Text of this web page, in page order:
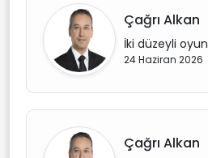
Çağrı Alkan
İki düzeyli oyun
24 Haziran 2026
Çağrı Alkan